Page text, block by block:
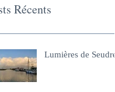
Récents
Lumières de Seudre